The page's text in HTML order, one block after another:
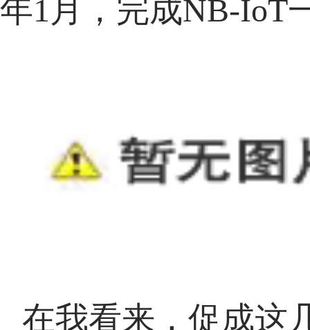
年1月，完成NB-IoT
在我看来，促成这